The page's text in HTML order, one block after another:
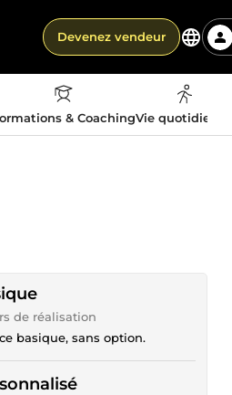
Devenez vendeur
& CoachingVie
de réalisation
basique, sans option.